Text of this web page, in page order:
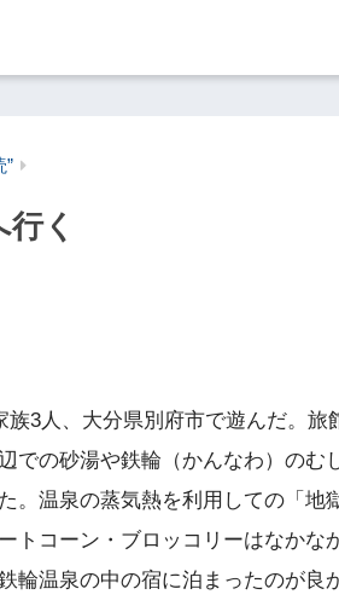
”
く
3人、大分県別府市で遊んだ。旅
での砂湯や鉄輪（かんなわ）のむ
。温泉の蒸気熱を利用しての「地
トコーン・ブロッコリーはなかな
輪温泉の中の宿に泊まったのが良